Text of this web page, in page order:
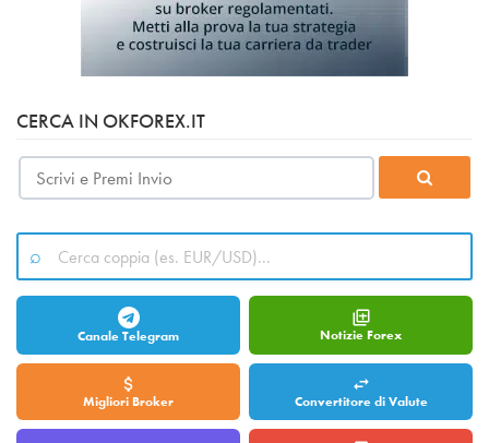
CERCA IN OKFOREX.IT
Canale Telegram Notizie Forex
Migliori Broker Convertitore di Valute